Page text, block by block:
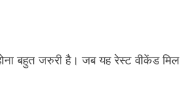
बहुत जरुरी है। जब यह रेस्ट वीकेंड मिल